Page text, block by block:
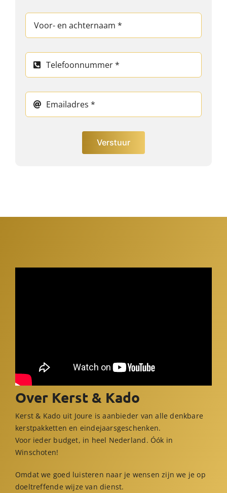
Verstuur
Over Kerst & Kado
Kerst & Kado uit Joure is aanbieder van alle denkbare
kerstpakketten en eindejaarsgeschenken.
Voor ieder budget, in heel Nederland. Óók in
Winschoten!
Omdat we goed luisteren naar je wensen zijn we je op
doeltreffende wijze van dienst.